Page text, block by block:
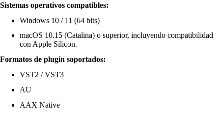
Sistemas operativos compatibles:
Windows 10 / 11 (64 bits)
macOS 10.15 (Catalina) o superior, incluyendo compatibilidad
con Apple Silicon.
Formatos de plugin soportados:
VST2 / VST3
AU
AAX Native